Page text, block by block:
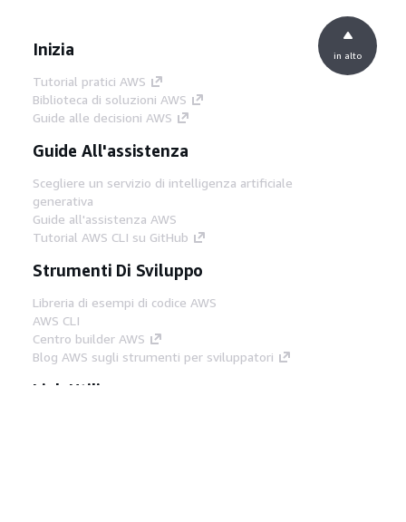
Inizia
Tutorial pratici AWS
Biblioteca di soluzioni AWS
Guide alle decisioni AWS
Guide All'assistenza
Scegliere un servizio di intelligenza artificiale
generativa
Guide all'assistenza AWS
Tutorial AWS CLI su GitHub
Strumenti Di Sviluppo
Libreria di esempi di codice AWS
AWS CLI
Centro builder AWS
Blog AWS sugli strumenti per sviluppatori
Link Utili
in alto